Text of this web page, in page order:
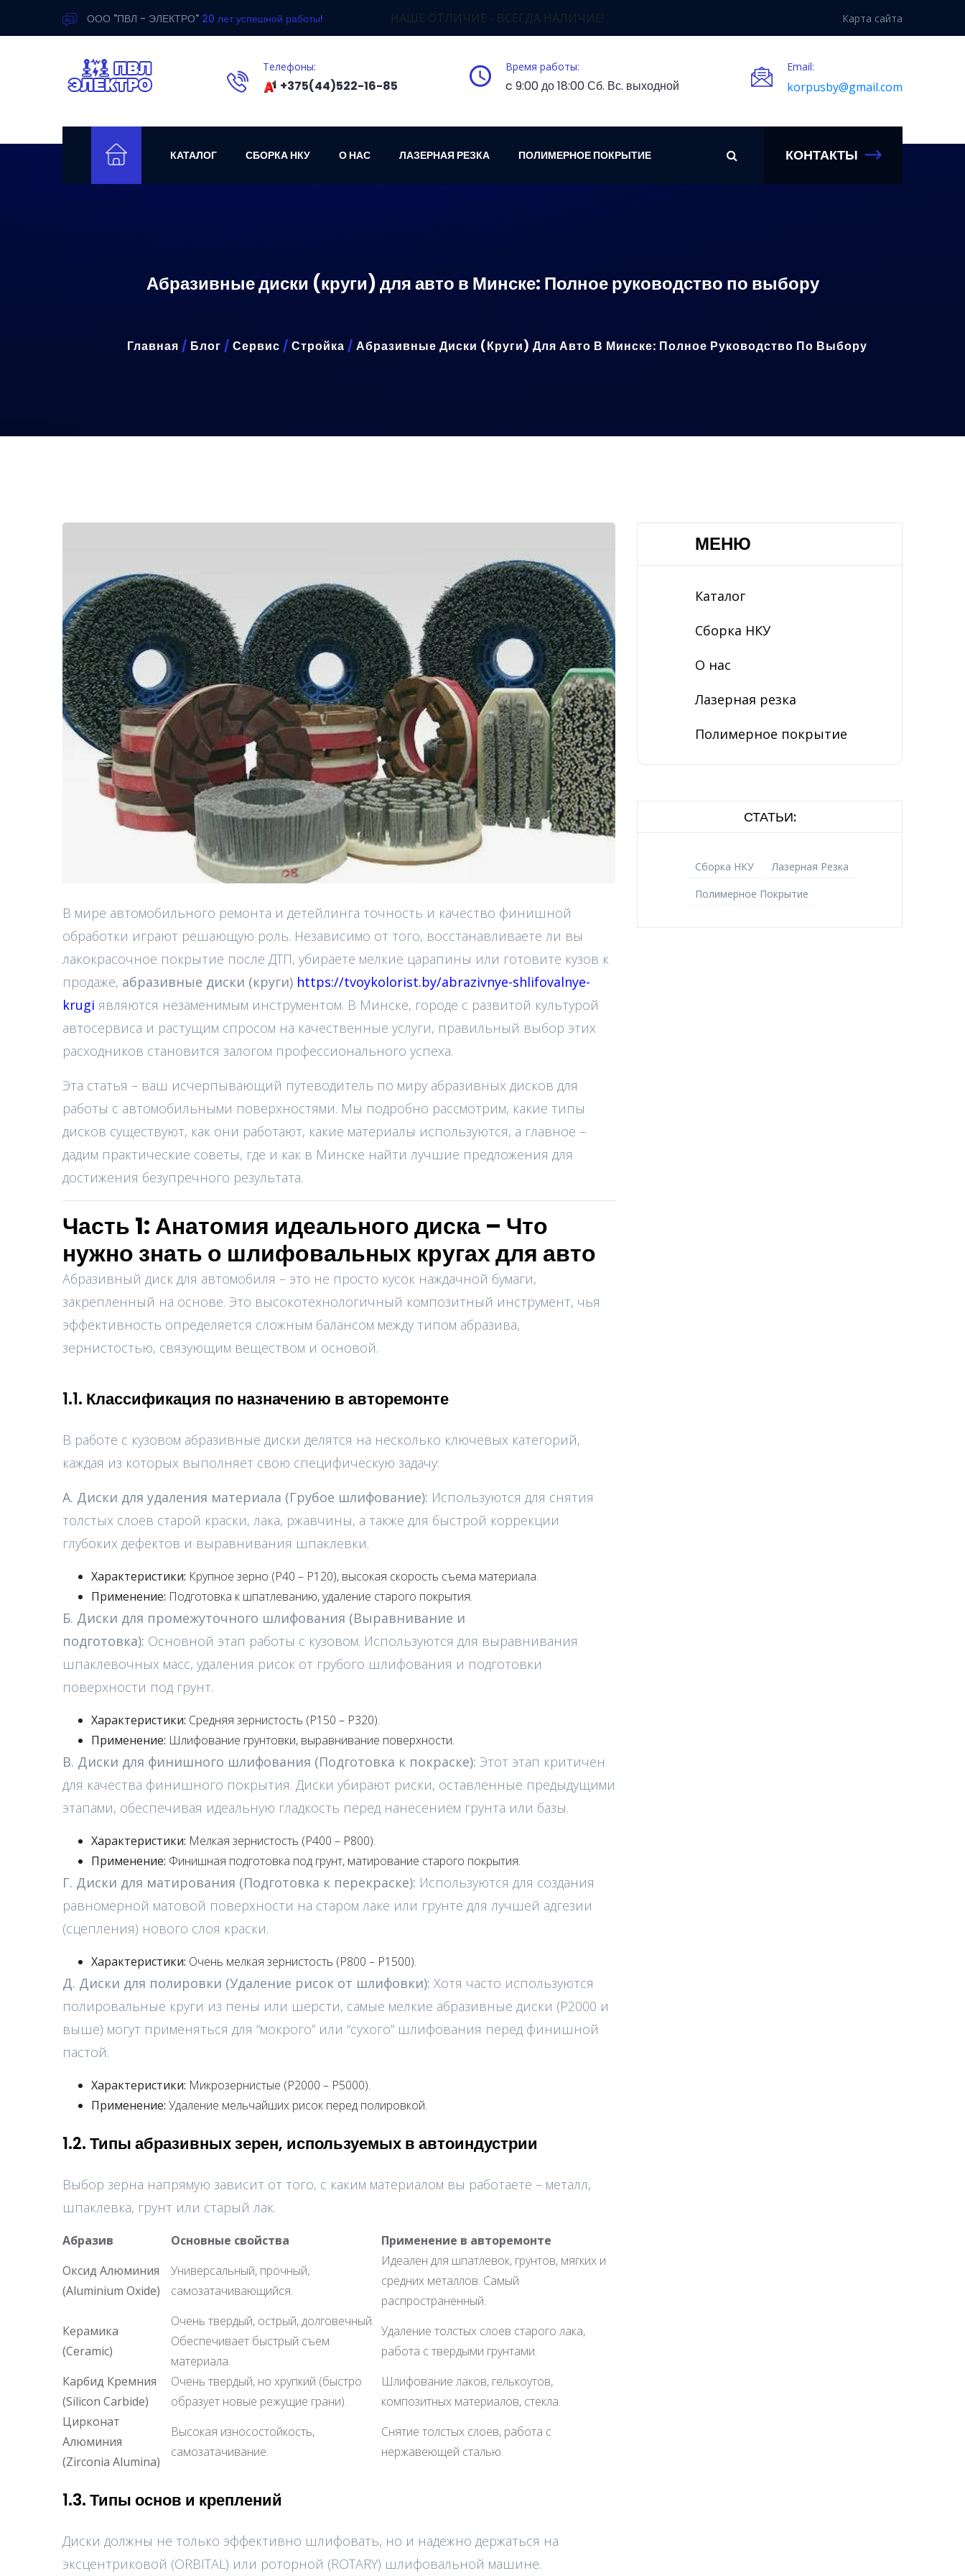
ООО "ПВЛ - ЭЛЕКТРО" 20 лет успешной работы! НАШЕ ОТЛИЧИЕ - ВСЕГДА НАЛИЧИЕ! Карта сайта
Телефоны:
+375(44)522-16-85
Время работы:
c 9:00 до 18:00 Сб. Вс. выходной
Email:
korpusby@gmail.com
КАТАЛОГ СБОРКА НКУ О НАС ЛАЗЕРНАЯ РЕЗКА ПОЛИМЕРНОЕ ПОКРЫТИЕ КОНТАКТЫ
Абразивные диски (круги) для авто в Минске: Полное руководство по выбору
Главная / Блог / Сервис / Стройка / Абразивные Диски (круги) Для Авто В Минске: Полное Руководство По Выбору
В мире автомобильного ремонта и детейлинга точность и качество финишной
обработки играют решающую роль. Независимо от того, восстанавливаете ли вы
лакокрасочное покрытие после ДТП, убираете мелкие царапины или готовите кузов к
продаже, абразивные диски (круги) https://tvoykolorist.by/abrazivnye-shlifovalnye-
krugi являются незаменимым инструментом. В Минске, городе с развитой культурой
автосервиса и растущим спросом на качественные услуги, правильный выбор этих
расходников становится залогом профессионального успеха.
Эта статья – ваш исчерпывающий путеводитель по миру абразивных дисков для
работы с автомобильными поверхностями. Мы подробно рассмотрим, какие типы
дисков существуют, как они работают, какие материалы используются, а главное –
дадим практические советы, где и как в Минске найти лучшие предложения для
достижения безупречного результата.
Часть 1: Анатомия идеального диска – Что
нужно знать о шлифовальных кругах для авто
Абразивный диск для автомобиля – это не просто кусок наждачной бумаги,
закрепленный на основе. Это высокотехнологичный композитный инструмент, чья
эффективность определяется сложным балансом между типом абразива,
зернистостью, связующим веществом и основой.
1.1. Классификация по назначению в авторемонте
В работе с кузовом абразивные диски делятся на несколько ключевых категорий,
каждая из которых выполняет свою специфическую задачу:
А. Диски для удаления материала (Грубое шлифование): Используются для снятия
толстых слоев старой краски, лака, ржавчины, а также для быстрой коррекции
глубоких дефектов и выравнивания шпаклевки.
Характеристики: Крупное зерно (P40 – P120), высокая скорость съема материала.
Применение: Подготовка к шпатлеванию, удаление старого покрытия.
Б. Диски для промежуточного шлифования (Выравнивание и
подготовка): Основной этап работы с кузовом. Используются для выравнивания
шпаклевочных масс, удаления рисок от грубого шлифования и подготовки
поверхности под грунт.
Характеристики: Средняя зернистость (P150 – P320).
Применение: Шлифование грунтовки, выравнивание поверхности.
В. Диски для финишного шлифования (Подготовка к покраске): Этот этап критичен
для качества финишного покрытия. Диски убирают риски, оставленные предыдущими
этапами, обеспечивая идеальную гладкость перед нанесением грунта или базы.
Характеристики: Мелкая зернистость (P400 – P800).
Применение: Финишная подготовка под грунт, матирование старого покрытия.
Г. Диски для матирования (Подготовка к перекраске): Используются для создания
равномерной матовой поверхности на старом лаке или грунте для лучшей адгезии
(сцепления) нового слоя краски.
Характеристики: Очень мелкая зернистость (P800 – P1500).
Д. Диски для полировки (Удаление рисок от шлифовки): Хотя часто используются
полировальные круги из пены или шерсти, самые мелкие абразивные диски (P2000 и
выше) могут применяться для “мокрого” или “сухого” шлифования перед финишной
пастой.
Характеристики: Микрозернистые (P2000 – P5000).
Применение: Удаление мельчайших рисок перед полировкой.
1.2. Типы абразивных зерен, используемых в автоиндустрии
Выбор зерна напрямую зависит от того, с каким материалом вы работаете – металл,
шпаклевка, грунт или старый лак.
Абразив Основные свойства
Применение в авторемонте
Оксид Алюминия
(Aluminium Oxide)
Универсальный, прочный,
самозатачивающийся.
Идеален для шпатлевок, грунтов, мягких и
средних металлов. Самый
распространенный.
Керамика
(Ceramic)
Очень твердый, острый, долговечный.
Обеспечивает быстрый съем
материала.
Удаление толстых слоев старого лака,
работа с твердыми грунтами.
Карбид Кремния
(Silicon Carbide)
Очень твердый, но хрупкий (быстро
образует новые режущие грани).
Шлифование лаков, гелькоутов,
композитных материалов, стекла.
Цирконат
Алюминия
(Zirconia Alumina)
Высокая износостойкость,
самозатачивание.
Снятие толстых слоев, работа с
нержавеющей сталью.
1.3. Типы основ и креплений
Диски должны не только эффективно шлифовать, но и надежно держаться на
эксцентриковой (ORBITAL) или роторной (ROTARY) шлифовальной машине.
МЕНЮ
Каталог
Сборка НКУ
О нас
Лазерная резка
Полимерное покрытие
СТАТЬИ:
Сборка НКУ
Лазерная Резка
Полимерное Покрытие